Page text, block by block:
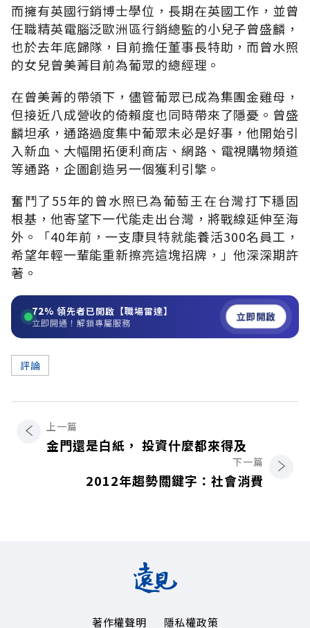
而擁有英國行銷博士學位，長期在英國工作，並曾
任職精英電腦泛歐洲區行銷總監的小兒子曾盛麟，
也於去年底歸隊，目前擔任董事長特助，而曾水照
的女兒曾美菁目前為葡眾的總經理。
在曾美菁的帶領下，儘管葡眾已成為集團金雞母，
但接近八成營收的倚賴度也同時帶來了隱憂。曾盛
麟坦承，通路過度集中葡眾未必是好事，他開始引
入新血、大幅開拓便利商店、網路、電視購物頻道
等通路，企圖創造另一個獲利引擎。
奮鬥了55年的曾水照已為葡萄王在台灣打下穩固
根基，他寄望下一代能走出台灣，將戰線延伸至海
外。「40年前，一支康貝特就能養活300名員工，
希望年輕一輩能重新擦亮這塊招牌，」他深深期許
著。
72% 領先者已開啟【職場雷達】
立即開通！解鎖專屬服務 立即開啟
評論
上一篇
金門還是白紙， 投資什麼都來得及
下一篇
2012年趨勢關鍵字：社會消費
著作權聲明 隱私權政策